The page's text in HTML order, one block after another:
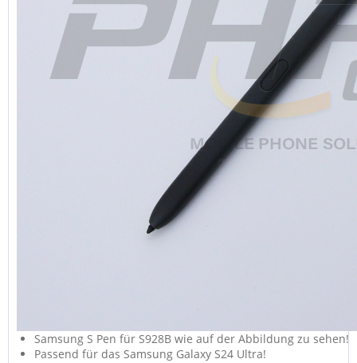
Samsung S Pen für S928B wie auf der Abbildung zu sehen!
Passend für das Samsung Galaxy S24 Ultra!